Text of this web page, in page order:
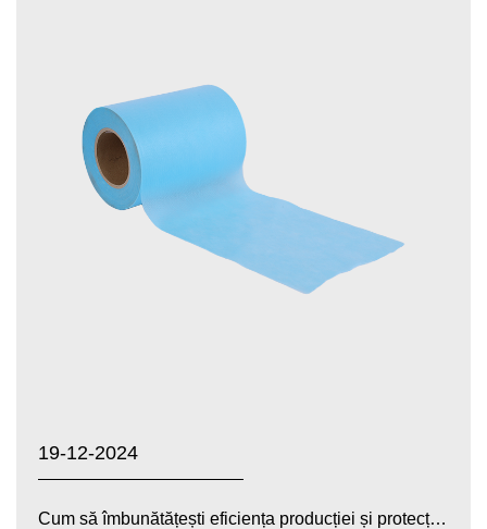
19-12-2024
Cum să îmbunătățești eficiența producției și protecția ...